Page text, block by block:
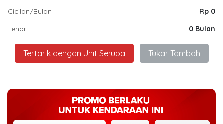
Cicilan/Bulan
Rp 0
Tenor
0 Bulan
Tertarik dengan Unit Serupa Tukar Tambah